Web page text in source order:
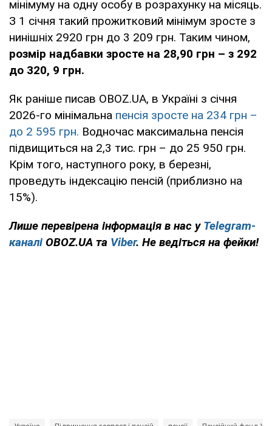
мінімуму на одну особу в розрахунку на місяць.
З 1 січня такий прожитковий мінімум зросте з
нинішніх 2920 грн до 3 209 грн. Таким чином,
розмір надбавки зросте на 28,90 грн – з 292
до 320, 9 грн.
Як раніше писав OBOZ.UA, в Україні з січня
2026-го мінімальна пенсія зросте на 234 грн –
до 2 595 грн. Водночас максимальна пенсія
підвищиться на 2,3 тис. грн – до 25 950 грн.
Крім того, наступного року, в березні,
проведуть індексацію пенсій (приблизно на
15%).
Лише перевірена інформація в нас у Telegram-
каналі OBOZ.UA та Viber. Не ведіться на фейки!